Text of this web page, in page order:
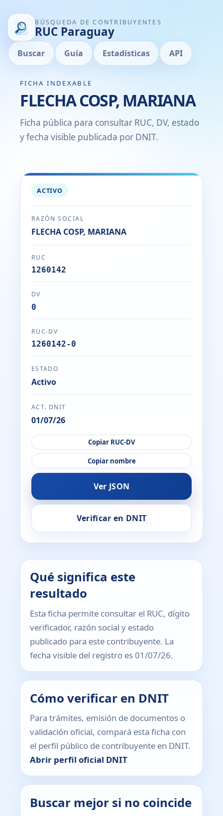
BÚSQUEDA DE CONTRIBUYENTES
RUC Paraguay
Buscar Guía Estadísticas API
FICHA INDEXABLE
FLECHA COSP, MARIANA
Ficha pública para consultar RUC, DV, estado
y fecha visible publicada por DNIT.
ACTIVO
RAZÓN SOCIAL
FLECHA COSP, MARIANA
RUC
1260142
DV
0
RUC-DV
1260142-0
ESTADO
Activo
ACT. DNIT
01/07/26
Copiar RUC-DV
Copiar nombre
Ver JSON
Verificar en DNIT
Qué significa este
resultado
Esta ficha permite consultar el RUC, dígito
verificador, razón social y estado
publicado para este contribuyente. La
fecha visible del registro es 01/07/26.
Cómo verificar en DNIT
Para trámites, emisión de documentos o
validación oficial, compará esta ficha con
el perfil público de contribuyente en DNIT.
Abrir perfil oficial DNIT
Buscar mejor si no coincide